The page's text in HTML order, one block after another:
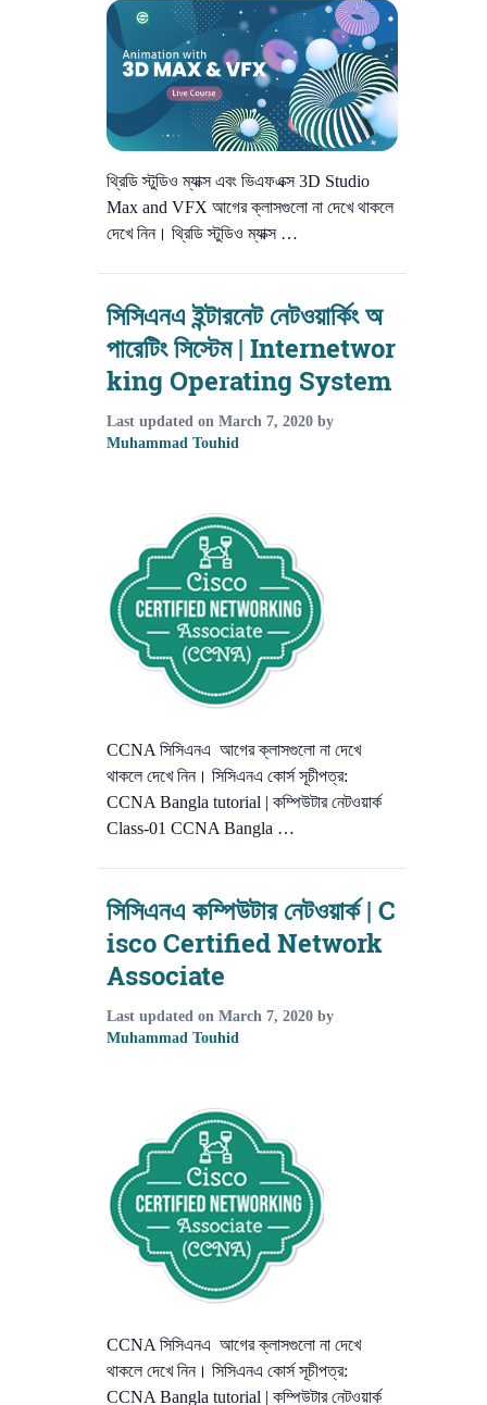
থ্রিডি স্টুডিও ম্যাক্স এবং ভিএফএক্স 3D Studio
Max and VFX আগের ক্লাসগুলো না দেখে থাকলে
দেখে নিন। থ্রিডি স্টুডিও ম্যাক্স …
সিসিএনএ ইন্টারনেট নেটওয়ার্কিং অ
পারেটিং সিস্টেম | Internetwor
king Operating System
Last updated on March 7, 2020 by
Muhammad Touhid
CCNA সিসিএনএ আগের ক্লাসগুলো না দেখে
থাকলে দেখে নিন। সিসিএনএ কোর্স সূচীপত্র:
CCNA Bangla tutorial | কম্পিউটার নেটওয়ার্ক
Class-01 CCNA Bangla …
সিসিএনএ কম্পিউটার নেটওয়ার্ক | C
isco Certified Network
Associate
Last updated on March 7, 2020 by
Muhammad Touhid
CCNA সিসিএনএ আগের ক্লাসগুলো না দেখে
থাকলে দেখে নিন। সিসিএনএ কোর্স সূচীপত্র:
CCNA Bangla tutorial | কম্পিউটার নেটওয়ার্ক